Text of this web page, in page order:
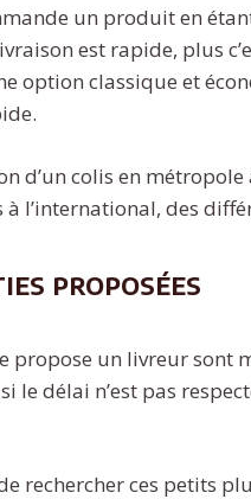
un produit en
est rapide, plus
option classique et
d’un colis en
à l’international, des
proposées
propose un livreur sont
le délai n’est pas
rechercher ces petits